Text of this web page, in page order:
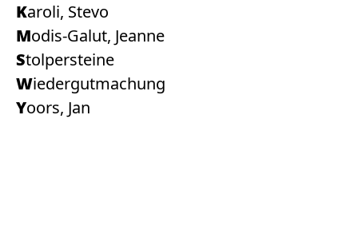
Karoli, Stevo
Modis-Galut, Jeanne
Stolpersteine
Wiedergutmachung
Yoors, Jan